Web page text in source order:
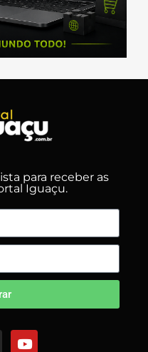
para receber as
Iguaçu.